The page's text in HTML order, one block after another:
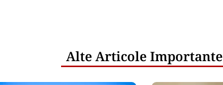
Alte Articole Importante